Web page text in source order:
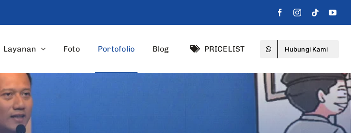
Layanan Foto Portofolio Blog PRICELIST Hubungi Kami